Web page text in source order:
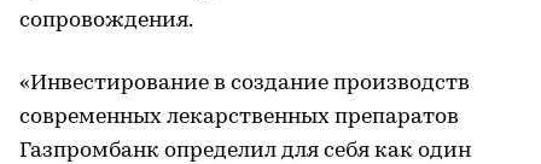
сопровождения.
«Инвестирование в создание производств
современных лекарственных препаратов
Газпромбанк определил для себя как один